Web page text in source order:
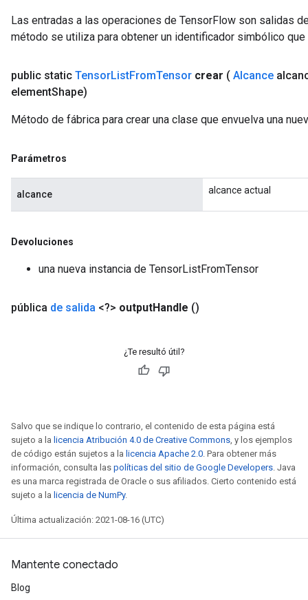
Las entradas a las operaciones de TensorFlow son salidas
método se utiliza para obtener un identificador simbólico
public static TensorListFromTensor crear ( Alcance
elementShape)
Método de fábrica para crear una clase que envuelva una
Parámetros
alcance alcance actual
Devoluciones
una nueva instancia de TensorListFromTensor
pública de salida <?> outputHandle ()
¿Te resultó útil?
Salvo que se indique lo contrario, el contenido de esta página está
sujeto a la licencia Atribución 4.0 de Creative Commons, y los ejemplos
de código están sujetos a la licencia Apache 2.0. Para obtener más
información, consulta las políticas del sitio de Google Developers. Java
es una marca registrada de Oracle o sus afiliados. Cierto contenido está
sujeto a la licencia de NumPy.
Última actualización: 2021-08-16 (UTC)
Mantente conectado
Blog